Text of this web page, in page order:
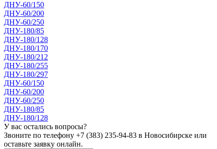
ДНУ-60/150
ДНУ-60/200
ДНУ-60/250
ДНУ-180/85
ДНУ-180/128
ДНУ-180/170
ДНУ-180/212
ДНУ-180/255
ДНУ-180/297
ДНУ-60/150
ДНУ-60/200
ДНУ-60/250
ДНУ-180/85
ДНУ-180/128
У вас остались вопросы?
Звоните по телефону +7 (383) 235-94-83 в Новосибирске или
оставьте заявку онлайн.